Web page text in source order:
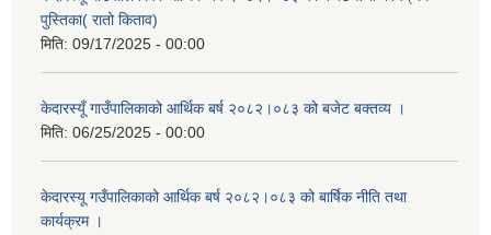
पुस्तिका( रातो किताव)
मिति: 09/17/2025 - 00:00
केदारस्यूँ गाउँपालिकाको आर्थिक बर्ष २०८२।०८३ को बजेट बक्तव्य ।
मिति: 06/25/2025 - 00:00
केदारस्यू गउँपालिकाको आर्थिक बर्ष २०८२।०८३ को बार्षिक नीति तथा
कार्यक्रम ।